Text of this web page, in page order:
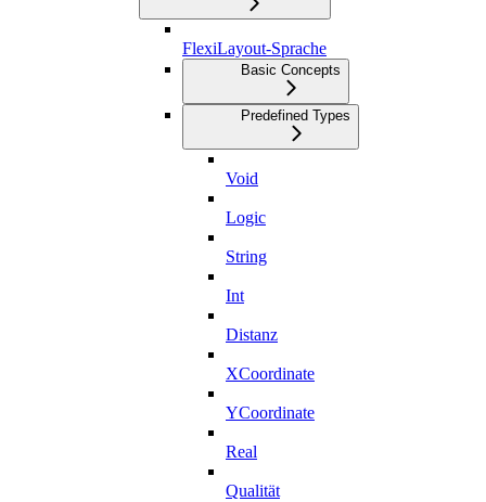
FlexiLayout-Sprache
Basic Concepts
Predefined Types
Void
Logic
String
Int
Distanz
XCoordinate
YCoordinate
Real
Qualität